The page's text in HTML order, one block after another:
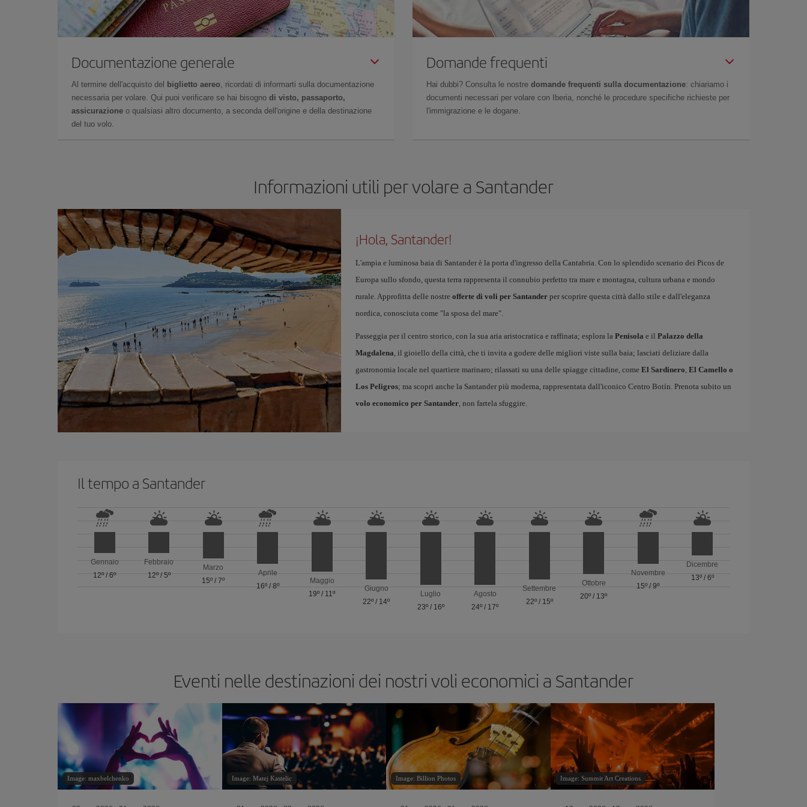
Documentazione generale
Al termine dell'acquisto del biglietto aereo , ricordati di informarti sulla documentazione
necessaria per volare. Qui puoi verificare se hai bisogno di visto, passaporto,
assicurazione o qualsiasi altro documento, a seconda dell'origine e della destinazione
del tuo volo.
Domande frequenti
Hai dubbi? Consulta le nostre domande frequenti sulla documentazione: chiariamo i
documenti necessari per volare con Iberia, nonché le procedure specifiche richieste per
l'immigrazione e le dogane.
Informazioni utili per volare a Santander
¡Hola, Santander!
L'ampia e luminosa baia di Santander è la porta d'ingresso della Cantabria. Con lo splendido scenario dei Picos de
Europa sullo sfondo, questa terra rappresenta il connubio perfetto tra mare e montagna, cultura urbana e mondo
rurale. Approfitta delle nostre offerte di voli per Santanderper scoprire questa città dallo stile e dall'eleganza
nordica, conosciuta come "la sposa del mare".
Passeggia per il centro storico, con la sua aria aristocratica e raffinata; esplora la Penisola e il Palazzo della
Magdalena , il gioiello della città, che ti invita a godere delle migliori viste sulla baia; lasciati deliziare dalla
gastronomia locale nel quartiere marinaro; rilassati su una delle spiagge cittadine, come El Sardinero El Camello o
Los Peligros; ma scopri anche la Santander più moderna, rappresentata dall'iconico Centro Botín. Prenota subito un
volo economico per Santander, non fartela sfuggire.
Il tempo a Santander
Gennaio
12º/6º
Febbraio
12º/ 5º
Marzo
15º /7º
Aprile
16º/ 8º
Maggio
19º / 11º
Giugno
22º / 14º
Luglio
23º/ 16º
Agosto
24º / 17º
Settembre
22º/ 15º
Ottobre
20º / 13º
Novembre
15º /9º
Dicembre
13º/ 6º
Eventi nelle destinazioni dei nostri voli economici a Santander
Image: maxbelchenko Image: Matej Kastelic Image: Billion Photos Image: Summit Art Creations